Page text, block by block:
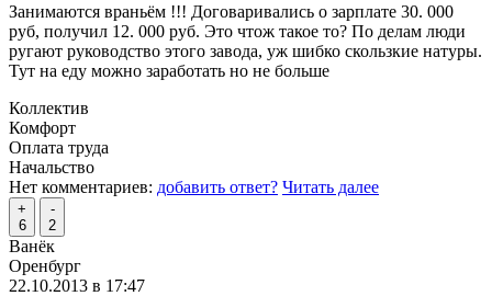
Занимаются враньём !!! Договаривались о зарплате 30. 000
руб, получил 12. 000 руб. Это чтож такое то? По делам люди
ругают руководство этого завода, уж шибко скользкие натуры.
Тут на еду можно заработать но не больше
Коллектив
Комфорт
Оплата труда
Начальство
Нет комментариев: добавить ответ? Читать далее
+
6
-
2
Ванёк
Оренбург
22.10.2013 в 17:47